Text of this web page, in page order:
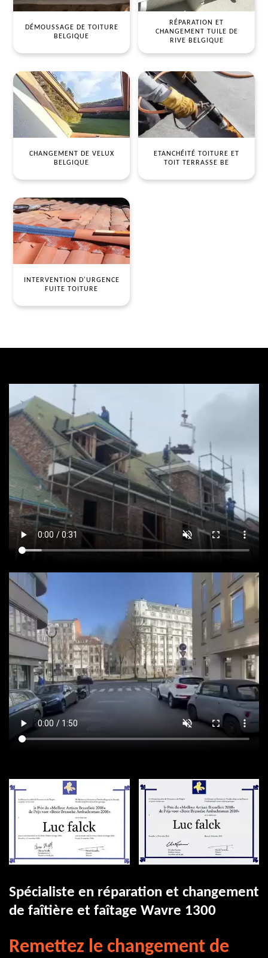
DÉMOUSSAGE DE TOITURE
BELGIQUE
RÉPARATION ET
CHANGEMENT TUILE DE
RIVE BELGIQUE
CHANGEMENT DE VELUX
BELGIQUE
ETANCHÉITÉ TOITURE ET
TOIT TERRASSE BE
INTERVENTION D'URGENCE
FUITE TOITURE
Spécialiste en réparation et changement
de faîtière et faîtage Wavre 1300
Remettez le changement de